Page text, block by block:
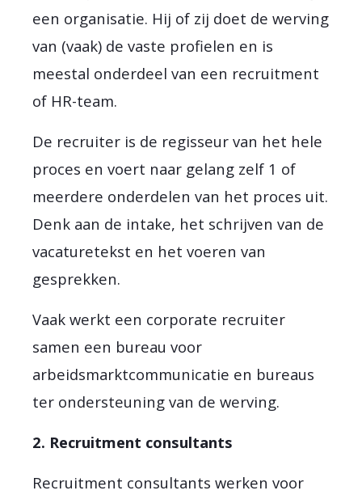
een organisatie. Hij of zij doet de werving
van (vaak) de vaste profielen en is
meestal onderdeel van een recruitment
of HR-team.
De recruiter is de regisseur van het hele
proces en voert naar gelang zelf 1 of
meerdere onderdelen van het proces uit.
Denk aan de intake, het schrijven van de
vacaturetekst en het voeren van
gesprekken.
Vaak werkt een corporate recruiter
samen een bureau voor
arbeidsmarktcommunicatie en bureaus
ter ondersteuning van de werving.
2. Recruitment consultants
Recruitment consultants werken voor